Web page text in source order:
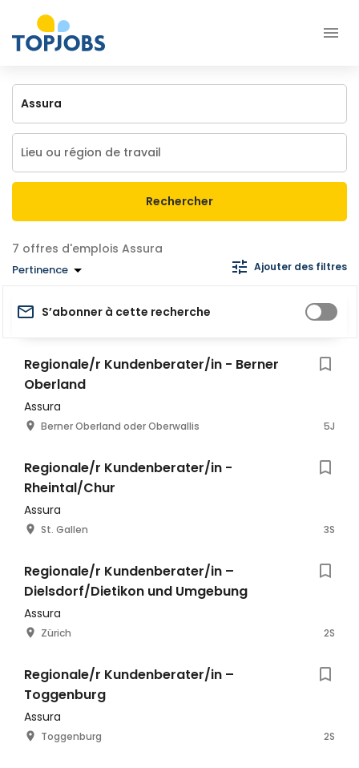
Rechercher
offres d'emplois Assura
Pertinence Ajouter des filtres
S’abonner à cette recherche
Regionale/r Kundenberater/in - Berner
Oberland
Assura
Berner Oberland oder Oberwallis 5J
Regionale/r Kundenberater/in -
Rheintal/Chur
Assura
St. Gallen 3S
Regionale/r Kundenberater/in –
Dielsdorf/Dietikon und Umgebung
Assura
Zürich 2S
Regionale/r Kundenberater/in –
Toggenburg
Assura
Toggenburg 2S